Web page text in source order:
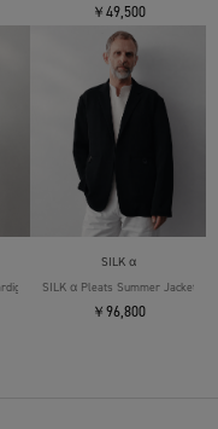
￥49,500
SILK α
SILK α Pleats Summer Jacket
￥96,800